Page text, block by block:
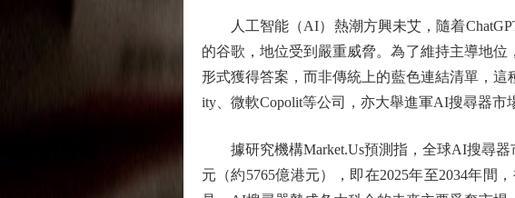
人工智能（AI）熱潮方興未艾，隨着
的谷歌，地位受到嚴重威脅。為了維持主導地
形式獲得答案，而非傳統上的藍色連結清單，
ity、微軟Copolit等公司，亦大舉進軍AI搜尋器市
據研究機構Market.Us預測指，全球AI搜尋器
元（約5765億港元），即在2025年至2034年間